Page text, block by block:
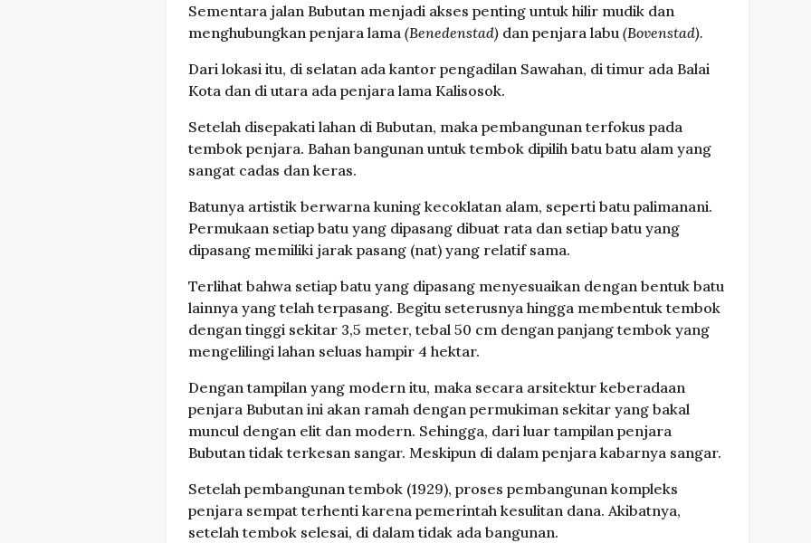
Sementara jalan Bubutan menjadi akses penting untuk hilir mudik dan
menghubungkan penjara lama (Benedenstad) dan penjara labu (Bovenstad).
Dari lokasi itu, di selatan ada kantor pengadilan Sawahan, di timur ada Balai
Kota dan di utara ada penjara lama Kalisosok.
Setelah disepakati lahan di Bubutan, maka pembangunan terfokus pada
tembok penjara. Bahan bangunan untuk tembok dipilih batu batu alam yang
sangat cadas dan keras.
Batunya artistik berwarna kuning kecoklatan alam, seperti batu palimanani.
Permukaan setiap batu yang dipasang dibuat rata dan setiap batu yang
dipasang memiliki jarak pasang (nat) yang relatif sama.
Terlihat bahwa setiap batu yang dipasang menyesuaikan dengan bentuk batu
lainnya yang telah terpasang. Begitu seterusnya hingga membentuk tembok
dengan tinggi sekitar 3,5 meter, tebal 50 cm dengan panjang tembok yang
mengelilingi lahan seluas hampir 4 hektar.
Dengan tampilan yang modern itu, maka secara arsitektur keberadaan
penjara Bubutan ini akan ramah dengan permukiman sekitar yang bakal
muncul dengan elit dan modern. Sehingga, dari luar tampilan penjara
Bubutan tidak terkesan sangar. Meskipun di dalam penjara kabarnya sangar.
Setelah pembangunan tembok (1929), proses pembangunan kompleks
penjara sempat terhenti karena pemerintah kesulitan dana. Akibatnya,
setelah tembok selesai, di dalam tidak ada bangunan.